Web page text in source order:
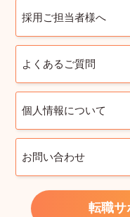
採用ご担当者様へ
よくあるご質問
個人情報について
お問い合わせ
転職サ